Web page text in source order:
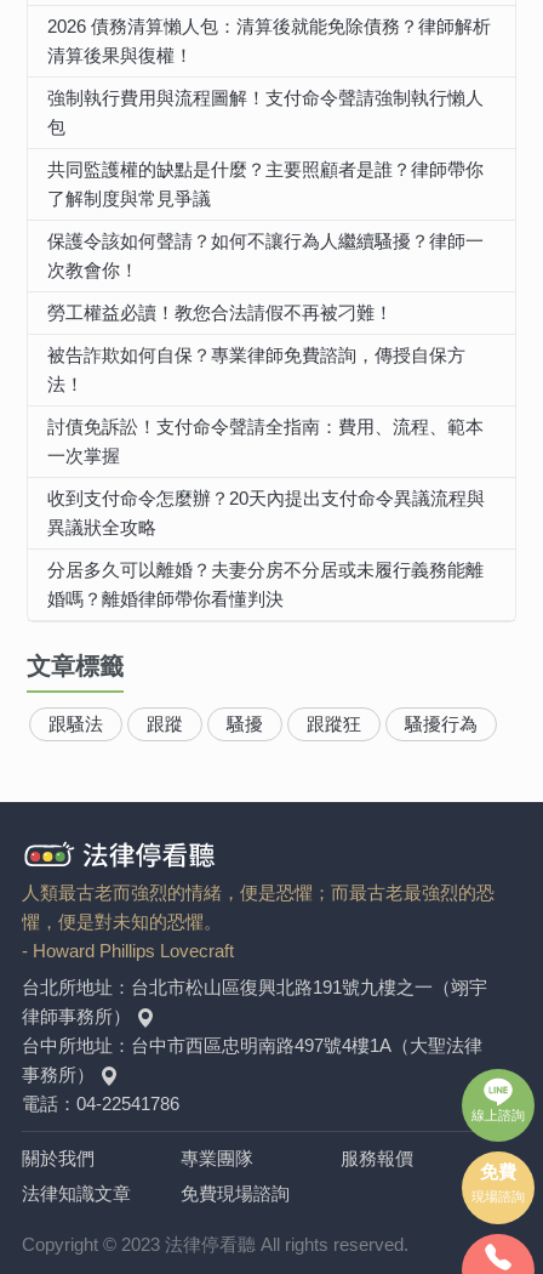
2026 債務清算懶人包：清算後就能免除債務？律師解析
清算後果與復權！
強制執行費用與流程圖解！支付命令聲請強制執行懶人
包
共同監護權的缺點是什麼？主要照顧者是誰？律師帶你
了解制度與常見爭議
保護令該如何聲請？如何不讓行為人繼續騷擾？律師一
次教會你！
勞工權益必讀！教您合法請假不再被刁難！
被告詐欺如何自保？專業律師免費諮詢，傳授自保方
法！
討債免訴訟！支付命令聲請全指南：費用、流程、範本
一次掌握
收到支付命令怎麼辦？20天內提出支付命令異議流程與
異議狀全攻略
分居多久可以離婚？夫妻分房不分居或未履行義務能離
婚嗎？離婚律師帶你看懂判決
文章標籤
跟騷法 跟蹤 騷擾 跟蹤狂 騷擾行為
人類最古老而強烈的情緒，便是恐懼；而最古老最強烈的恐
懼，便是對未知的恐懼。
- Howard Phillips Lovecraft
台北所地址： 台北市松山區復興北路191號九樓之一（翊宇
律師事務所）
台中所地址： 台中市西區忠明南路497號4樓1A（大聖法律
事務所）
電話： 04-22541786
關於我們 專業團隊
服務報價
法律知識文章
免費現場諮詢
Copyright © 2023 法律停看聽 All rights reserved.
線上諮詢
免費
現場諮詢